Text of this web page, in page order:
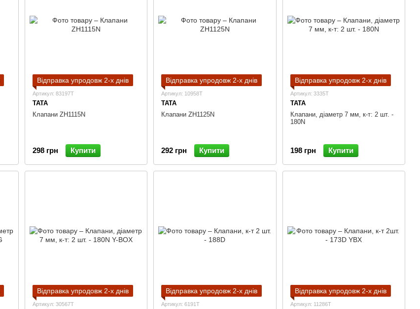
Відправка упродовж 2-х днів
Артикул: 83197T
TATA
Клапани ZH1115N
298 грн Купити
Відправка упродовж 2-х днів
Артикул: 10958T
TATA
Клапани ZH1125N
292 грн Купити
Відправка упродовж 2-х днів
Артикул: 3335T
TATA
Клапани, діаметр 7 мм, к-т: 2 шт. -
180N
198 грн Купити
Відправка упродовж 2-х днів
Артикул: 30567T
Відправка упродовж 2-х днів
Артикул: 6191T
Відправка упродовж 2-х днів
Артикул: 11286T